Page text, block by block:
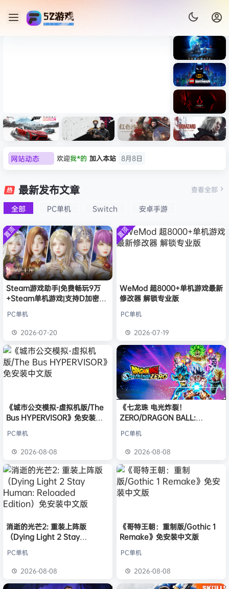
Light ）免安装中文版
《识质存
在/PRAG
MATA》
免安装中
文版
《乐高蝙
蝠侠：黑
暗骑士之
Dark
Creed
拟机
速：地平
线
6（Forza
Horizon
6）免安装
中文版
心/Atomi
c
Heart》
文版
n Desert
HYPERVI
SOR）免
安装中文
版
9：安魂
Requiem
）免安装
中文版
网站动态 欢迎我*的 加入本站 8月8日
欢迎 有*酱
e******i
欢迎Q*H 加入本站
8月6日
普洱 签到获取 39 点积分 8月6日
欢迎普洱 加入本站 8月6日
欢迎0**3 加入本站
欢迎c***s 加入本站
欢迎沉*****松 加入本站 2小时前
欢迎兔**** 加入本站 18小时前
加入本站
8月8日
最新发布文章
全部 PC单机 Switch 安卓手游
查看全部
置顶
Steam游戏助手|免费畅玩9万
+Steam单机游戏|支持D加密以
PC单机
2026-07-20
置顶
WeMod 超8000+单机游戏最新
修改器 解锁专业版
PC单机
2026-07-19
《城市公交模拟-虚拟机版/The
Bus HYPERVISOR》免安装中
PC单机
2026-08-08
《七龙珠 电光炸裂！
ZERO/DRAGON BALL:
版
PC单机
2026-08-08
消逝的光芒2: 重装上阵版
（Dying Light 2 Stay
免安装中文版
PC单机
2026-08-08
《哥特王朝：重制版/Gothic 1
Remake》免安装中文版
PC单机
2026-08-08